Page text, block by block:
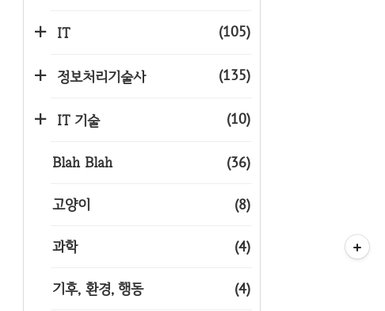
IT (105)
정보처리기술사 (135)
IT 기술 (10)
Blah Blah (36)
고양이 (8)
과학 (4)
기후, 환경, 행동 (4)